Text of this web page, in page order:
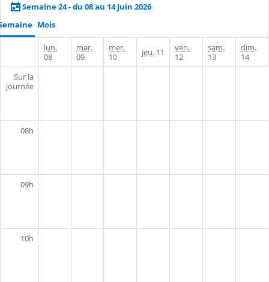
Semaine 24 - du 08 au 14 Juin 2026
Mois
lun.
08
mar.
09
mer.
10
jeu. 11
ven.
12
sam.
13
dim.
14
Sur la
journée
08h
09h
10h